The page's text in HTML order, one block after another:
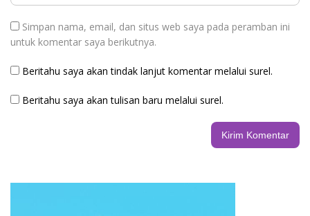
Simpan nama, email, dan situs web saya pada peramban ini
untuk komentar saya berikutnya.
Beritahu saya akan tindak lanjut komentar melalui surel.
Beritahu saya akan tulisan baru melalui surel.